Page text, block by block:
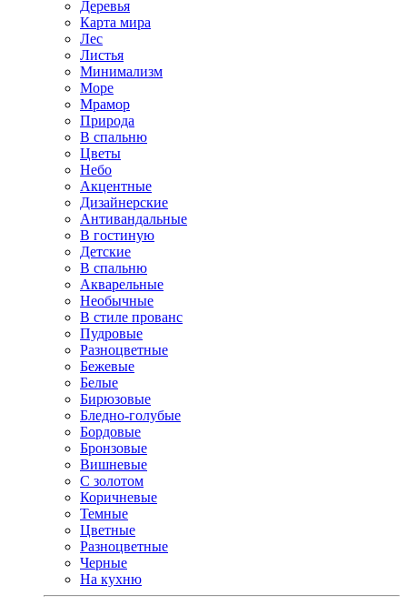
Деревья
Карта мира
Лес
Листья
Минимализм
Море
Мрамор
Природа
В спальню
Цветы
Небо
Акцентные
Дизайнерские
Антивандальные
В гостиную
Детские
В спальню
Акварельные
Необычные
В стиле прованс
Пудровые
Разноцветные
Бежевые
Белые
Бирюзовые
Бледно-голубые
Бордовые
Бронзовые
Вишневые
С золотом
Коричневые
Темные
Цветные
Разноцветные
Черные
На кухню